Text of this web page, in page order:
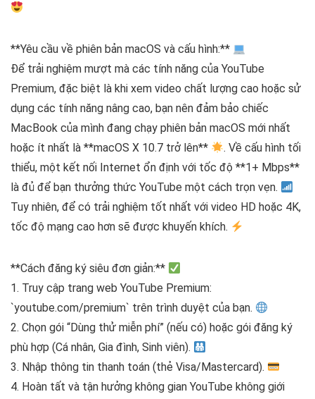
**Yêu cầu về phiên bản macOS và cấu hình:**
Để trải nghiệm mượt mà các tính năng của YouTube
Premium, đặc biệt là khi xem video chất lượng cao hoặc sử
dụng các tính năng nâng cao, bạn nên đảm bảo chiếc
MacBook của mình đang chạy phiên bản macOS mới nhất
hoặc ít nhất là **macOS X 10.7 trở lên**
. Về cấu hình tối
thiểu, một kết nối Internet ổn định với tốc độ **1+ Mbps**
là đủ để bạn thưởng thức YouTube một cách trọn vẹn.
Tuy nhiên, để có trải nghiệm tốt nhất với video HD hoặc 4K,
tốc độ mạng cao hơn sẽ được khuyến khích.
**Cách đăng ký siêu đơn giản:**
1. Truy cập trang web YouTube Premium:
`youtube.com/premium` trên trình duyệt của bạn.
2. Chọn gói “Dùng thử miễn phí” (nếu có) hoặc gói đăng ký
phù hợp (Cá nhân, Gia đình, Sinh viên).
3. Nhập thông tin thanh toán (thẻ Visa/Mastercard).
4. Hoàn tất và tận hưởng không gian YouTube không giới